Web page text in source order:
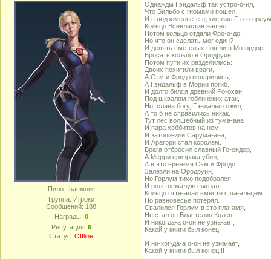
Пилот-наемник
Группа: Игроки
Сообщений: 188
Награды: 0
Репутация: 6
Статус: Offline
Однажды Гэндальф так устро-о-ил,
Что Бильбо с гномами пошел
И в подземелье-е-е, где жил Г-о-о-
Кольцо Всевластия нашел.
Потом кольцо отдали Фро-о-до,
Но что он сделать мог один?
И девять сме-елых пошли в Мо-ордор
Бросать кольцо в Ородруин.
Потом пути их разделились:
Двоих похитили враги,
А Сэм и Фродо испарились,
А Гэндальф в Мории погиб.
И долго бился древний Ро-охан
Под шквалом гоблинских атак,
Но, слава богу, Гэндальф ожил,
А то б не справились никак.
Тут лес волшебный из тума-ана
И пара хоббитов на нем,
И затопи-или Сарума-ана,
И Арагорн стал королем.
Врага отбросил славный Го-ондор,
А Мерри призрака убил,
А в это вре-емя Сэм и Фродо
Залезли на Ородруин.
Но Горлум тихо подобрался
И роль немалую сыграл:
Кольцо оття-апал вместе с па-альцем
Но равновесье потерял.
Свалился Горлум в это пла-амя,
Не стал он Властелин Колец,
И никогда-а о-он не узна-ает,
Какой у книги был конец.
И ни-ког-да-а о-он не узна-ает,
Какой у книги был конец!!!